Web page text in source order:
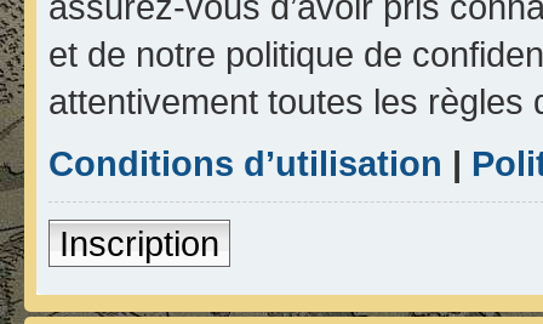
et de notre politique de
attentivement toutes les règles
Conditions d’utilisation |
Inscription